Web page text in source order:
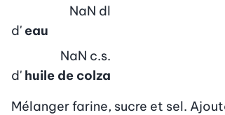
d' eau
NaN dl
d' huile de colza
NaN c.s.
Mélanger farine, sucre et sel.